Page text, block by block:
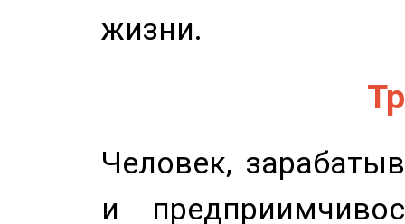
жизни.
Человек,
и